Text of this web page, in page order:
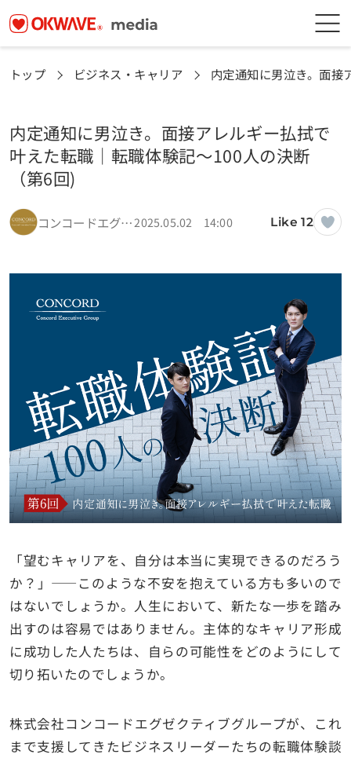
トップ ビジネス・キャリア 内定通知に男泣き。面
内定通知に男泣き。面接アレルギー払拭で
叶えた転職｜転職体験記～100人の決断
（第6回)
コンコードエグゼクティブグループ編集部2025.05.02 14:00 Like 12
「望むキャリアを、自分は本当に実現できるのだろう
か？」――このような不安を抱えている方も多いので
はないでしょうか。人生において、新たな一歩を踏み
出すのは容易ではありません。主体的なキャリア形成
に成功した人たちは、自らの可能性をどのようにして
切り拓いたのでしょうか。
株式会社コンコードエグゼクティブグループが、これ
まで支援してきたビジネスリーダーたちの転職体験談